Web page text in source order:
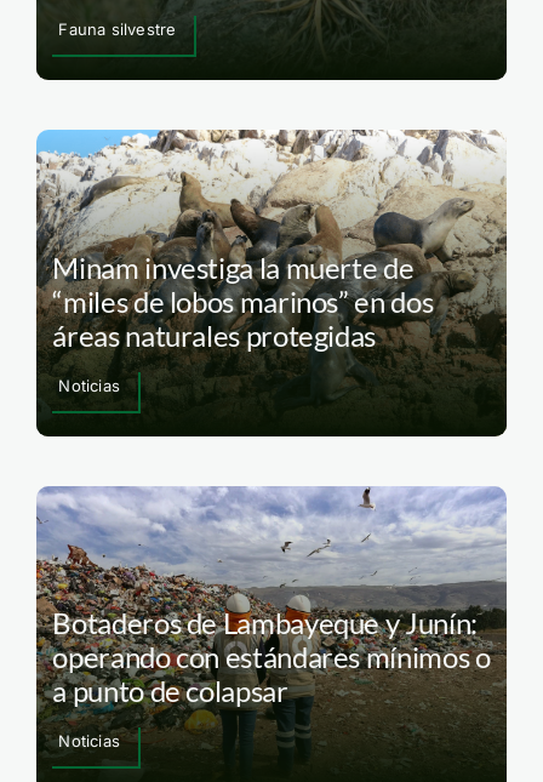
Fauna silvestre
Minam investiga la muerte de
“miles de lobos marinos” en dos
áreas naturales protegidas
Noticias
Botaderos de Lambayeque y Junín:
operando con estándares mínimos o
a punto de colapsar
Noticias